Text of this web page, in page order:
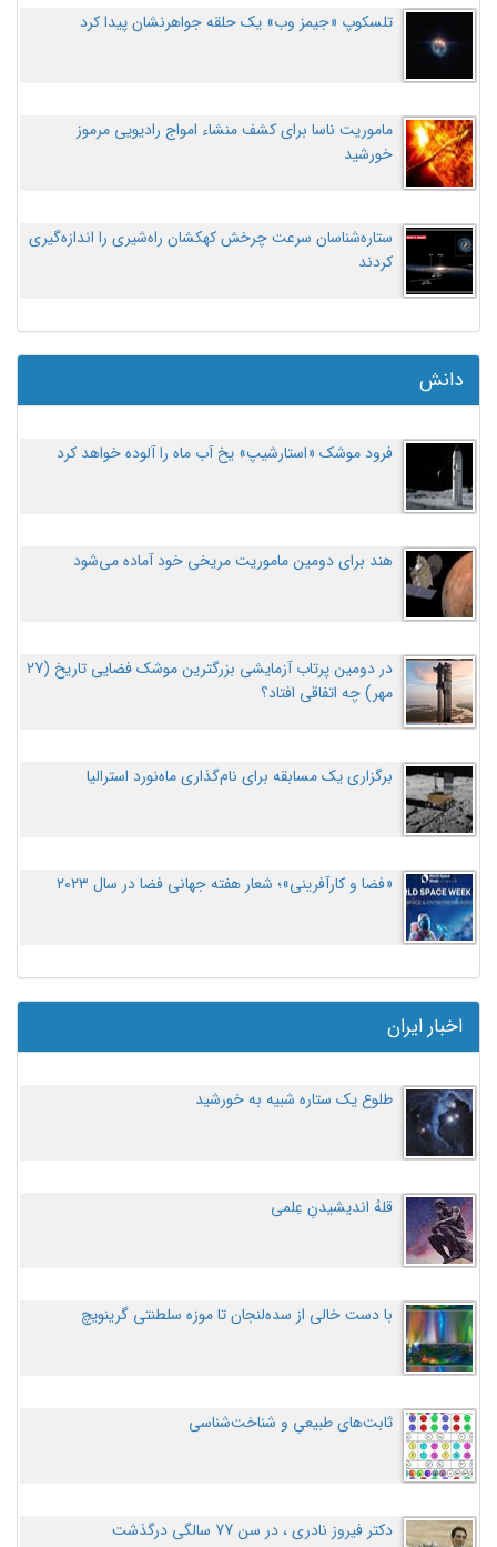
تلسکوپ «جیمز وب» یک حلقه جواهرنشان پیدا کرد
ماموریت ناسا برای کشف منشاء امواج رادیویی مرموز
خورشید
ستاره‌شناسان سرعت چرخش کهکشان راه‌شیری را اندازه‌گیری
کردند
دانش
فرود موشک «استارشیپ» یخ آب ماه را آلوده خواهد کرد
هند برای دومین ماموریت مریخی خود آماده می‌شود
در دومین پرتاب آزمایشی بزرگترین موشک فضایی تاریخ (27
مهر‌) چه اتفاقی افتاد؟
برگزاری یک مسابقه برای نام‌گذاری ماه‌نورد استرالیا
«فضا و کارآفرینی»؛ شعار هفته جهانی فضا در سال ۲۰۲۳
اخبار ایران
طلوع یک ستاره شبیه به خورشید
قلهُ اندیشیدنِ عِلمی
با دست خالی از سده‌لنجان تا موزه سلطنتی گرینویچ
ثابت‌های طبیعیِ و شناخت‌شناسی
دکتر فیروز نادری ، در سن 77 سالگی درگذشت